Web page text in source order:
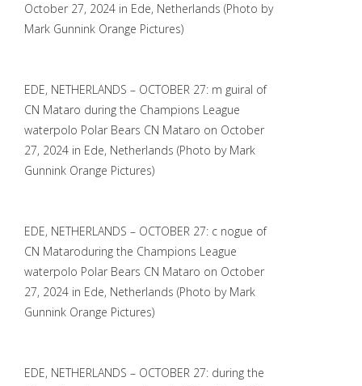
October 27, 2024 in Ede, Netherlands (Photo by
Mark Gunnink Orange Pictures)
EDE, NETHERLANDS – OCTOBER 27: m guiral of
CN Mataro during the Champions League
waterpolo Polar Bears CN Mataro on October
27, 2024 in Ede, Netherlands (Photo by Mark
Gunnink Orange Pictures)
EDE, NETHERLANDS – OCTOBER 27: c nogue of
CN Mataroduring the Champions League
waterpolo Polar Bears CN Mataro on October
27, 2024 in Ede, Netherlands (Photo by Mark
Gunnink Orange Pictures)
EDE, NETHERLANDS – OCTOBER 27: during the